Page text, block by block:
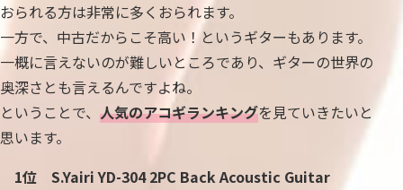
おられる方は非常に多くおられます。
一方で、中古だからこそ高い！というギターもあります。
一概に言えないのが難しいところであり、ギターの世界の
奥深さとも言えるんですよね。
ということで、 人気のアコギランキングを見ていきたいと
思います。
1位 S.Yairi YD-304 2PC Back Acoustic Guitar